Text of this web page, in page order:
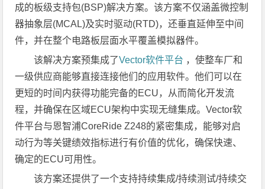
成的板级支持包(BSP)解决方案。该方案不仅涵盖微控制
器抽象层(MCAL)及实时驱动(RTD)，还垂直延伸至中间
件，并在整个电路板层面水平覆盖模拟器件。
该解决方案预集成了Vector软件平台 ，使整车厂和
一级供应商能够直接连接他们的应用软件。他们可以在
更短的时间内获得功能完备的ECU，从而简化开发流
程，并确保在区域ECU架构中实现无缝集成。Vector软
件平台与恩智浦CoreRide Z248的紧密集成，能够对启
动行为等关键绩效指标进行有价值的优化，确保快速、
确定的ECU可用性。
该方案还提供了一个支持持续集成/持续测试/持续交